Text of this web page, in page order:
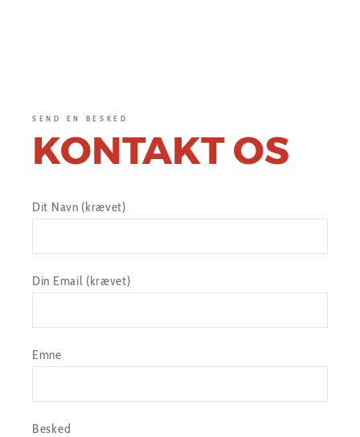
SEND EN BESKED
KONTAKT OS
Dit Navn (krævet)
Din Email (krævet)
Emne
Besked